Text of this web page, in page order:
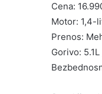
Cena:
Motor: 1,4-
Prenos:
Gorivo: